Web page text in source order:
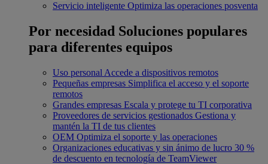
Servicio inteligente Optimiza las operaciones posventa
Por necesidad Soluciones populares
para diferentes equipos
Uso personal Accede a dispositivos remotos
Pequeñas empresas Simplifica el acceso y el soporte
remotos
Grandes empresas Escala y protege tu TI corporativa
Proveedores de servicios gestionados Gestiona y
mantén la TI de tus clientes
OEM Optimiza el soporte y las operaciones
Organizaciones educativas y sin ánimo de lucro 30 %
de descuento en tecnología de TeamViewer